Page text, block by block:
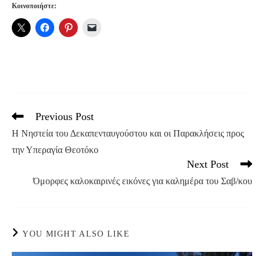
Κοινοποιήστε:
Read
articles
Previous Post
Η Νηστεία του Δεκαπενταυγούστου και οι Παρακλήσεις προς
την Υπεραγία Θεοτόκο
Next Post
Όμορφες καλοκαιρινές εικόνες για καλημέρα του Σαβ/κου
YOU MIGHT ALSO LIKE